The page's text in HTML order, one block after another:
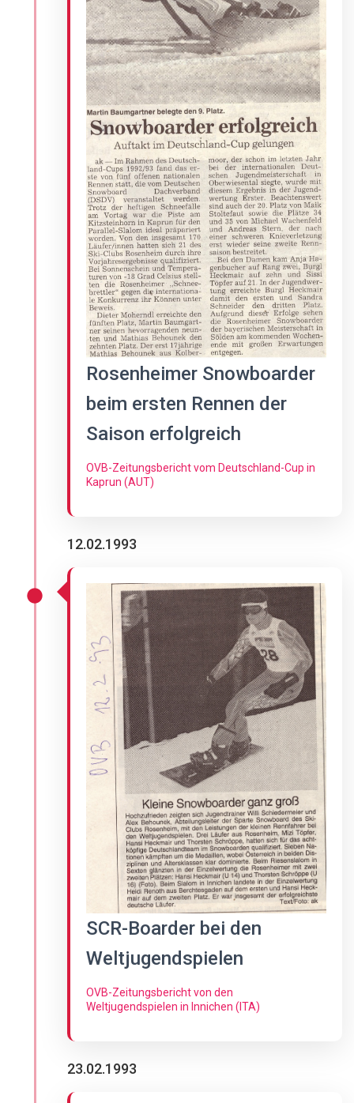
Rosenheimer Snowboarder
beim ersten Rennen der
Saison erfolgreich
OVB-Zeitungsbericht vom Deutschland-Cup in
Kaprun (AUT)
12.02.1993
SCR-Boarder bei den
Weltjugendspielen
OVB-Zeitungsbericht von den
Weltjugendspielen in Innichen (ITA)
23.02.1993